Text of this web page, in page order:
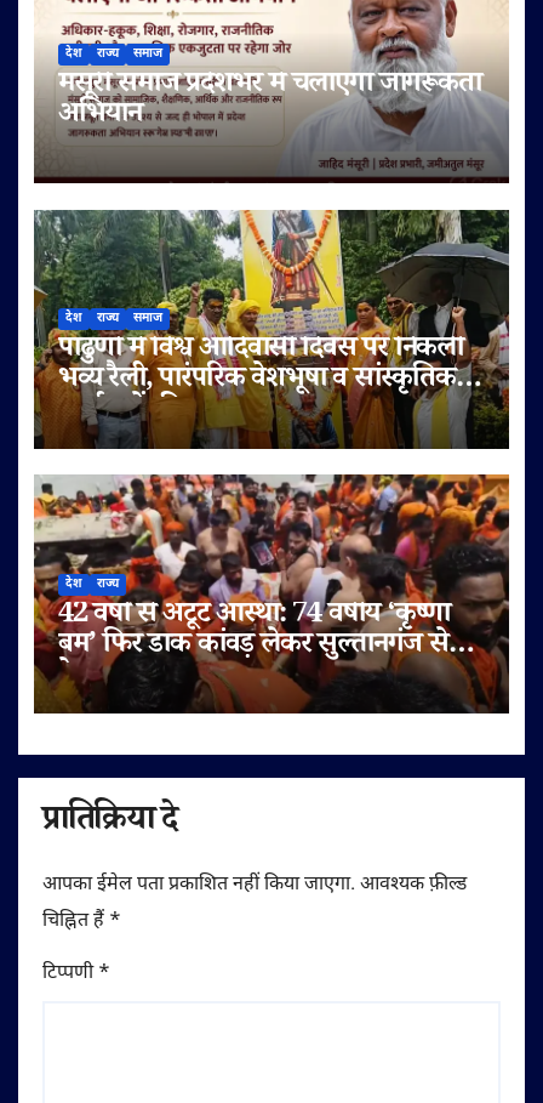
देश राज्य समाज
मंसूरी समाज प्रदेशभर में चलाएगा जागरूकता
अभियान
देश राज्य समाज
पांढुर्णा में विश्व आदिवासी दिवस पर निकली
भव्य रैली, पारंपरिक वेशभूषा व सांस्कृतिक
कार्यक्रमों की धूम
देश राज्य
42 वर्षों से अटूट आस्था: 74 वर्षीय ‘कृष्णा
बम’ फिर डाक कांवड़ लेकर सुल्तानगंज से
देवघर रवाना
प्रातिक्रिया दे
आपका ईमेल पता प्रकाशित नहीं किया जाएगा. आवश्यक फ़ील्ड
चिह्नित हैं *
टिप्पणी*